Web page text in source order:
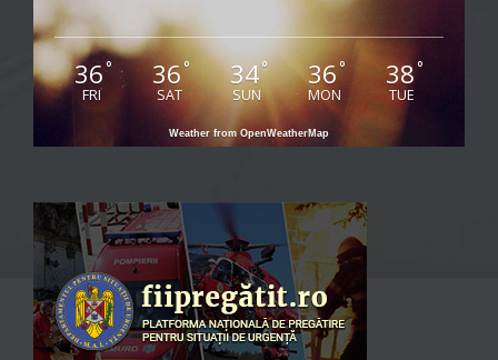
36°
FRI
36°
SAT
34°
SUN
36°
MON
38°
TUE
Weather from OpenWeatherMap